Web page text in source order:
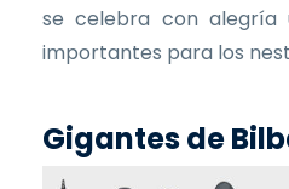
se celebra con alegría
importantes para los
Gigantes de